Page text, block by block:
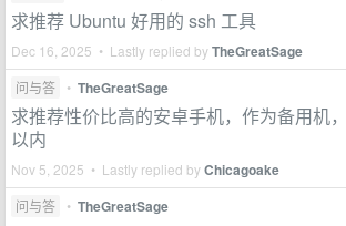
求推荐 Ubuntu 好用的 ssh 工具
Dec 16, 2025 • Lastly replied byTheGreatSage
问与答 • TheGreatSage
求推荐性价比高的安卓手机，作为备用机
以内
Nov 5, 2025 • Lastly replied byChicagoake
问与答 • TheGreatSage